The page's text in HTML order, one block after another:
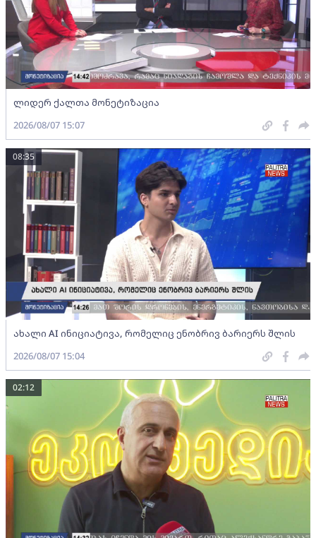
ლიდერ ქალთა მონეტიზაცია
2026/08/07 15:07
ახალი AI ინიციატივა, რომელიც ენობრივ ბარიერს შლის
08:35
2026/08/07 15:04
02:12